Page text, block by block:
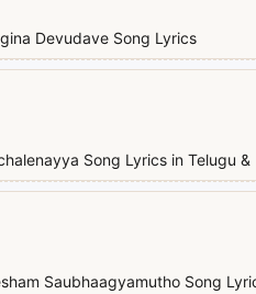
Devudave Song Lyrics
Song Lyrics in Telugu &
Saubhaagyamutho Song